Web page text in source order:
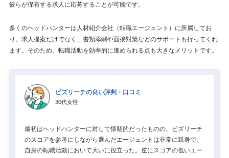
彼らが保有する求人に応募することが可能です。
多くのヘッドハンターは人材紹介会社（転職エージェント）に所属してお
り、求人提案だけでなく、書類添削や面接対策などのサポートも行ってくれ
ます。そのため、転職活動を効率的に進められる点も大きなメリットです。
ビズリーチの良い評判・口コミ
30代女性
最初はヘッドハンターに対して懐疑的だったものの、ビズリーチ
のスコアを参考にしながら選んだエージェントは非常に親身で、
自身の転職活動において大いに役立った。逆にスコアの低いエー